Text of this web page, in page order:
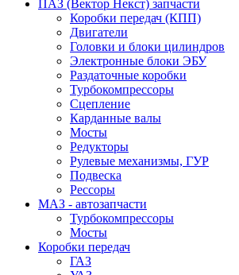
ПАЗ (Вектор Некст) запчасти
Коробки передач (КПП)
Двигатели
Головки и блоки цилиндров
Электронные блоки ЭБУ
Раздаточные коробки
Турбокомпрессоры
Сцепление
Карданные валы
Мосты
Редукторы
Рулевые механизмы, ГУР
Подвеска
Рессоры
МАЗ - автозапчасти
Турбокомпрессоры
Мосты
Коробки передач
ГАЗ